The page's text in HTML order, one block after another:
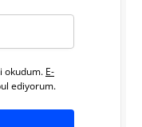
okudum. E-
ediyorum.